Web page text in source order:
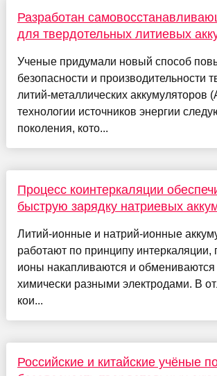
Разработан
для твердотельных литиевых
Ученые придумали новый способ
безопасности и производительности
литий-металлических аккумуляторов
технологии источников энергии
поколения, кото...
Процесс коинтеркаляции
быструю зарядку натриевых
Литий-ионные и натрий-ионные
работают по принципу интеркаляции,
ионы накапливаются и
химически разными электродами. В
кои...
Российские и китайские учёные